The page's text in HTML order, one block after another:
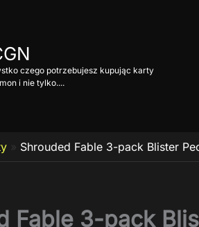
czego potrzebujesz kupując karty
i nie tylko....
» Shrouded Fable 3-pack Blister
Fable 3-pack